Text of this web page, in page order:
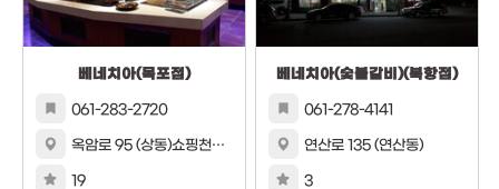
베네치아(목포점)
061-283-2720
옥암로 95 (상동)쇼핑천국포르모2층,1206~1220
19
베네치아(숯불갈비)(북항점)
061-278-4141
연산로 135 (연산동)
3